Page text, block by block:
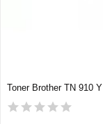
Toner Brother TN 910 Y